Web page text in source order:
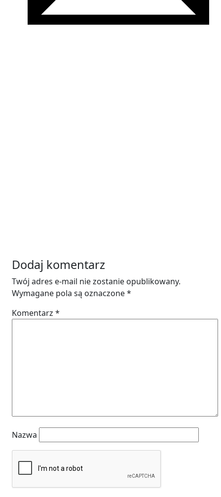
Dodaj komentarz
Twój adres e-mail nie zostanie opublikowany.
Wymagane pola są oznaczone*
Komentarz *
Nazwa